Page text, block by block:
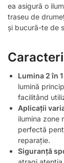
ea asigură o
traseu de
și bucură-te de
Lumina 2 în 1
lumină
facilitând
Aplicații
ilumina zone
perfectă
reparație.
Siguranță